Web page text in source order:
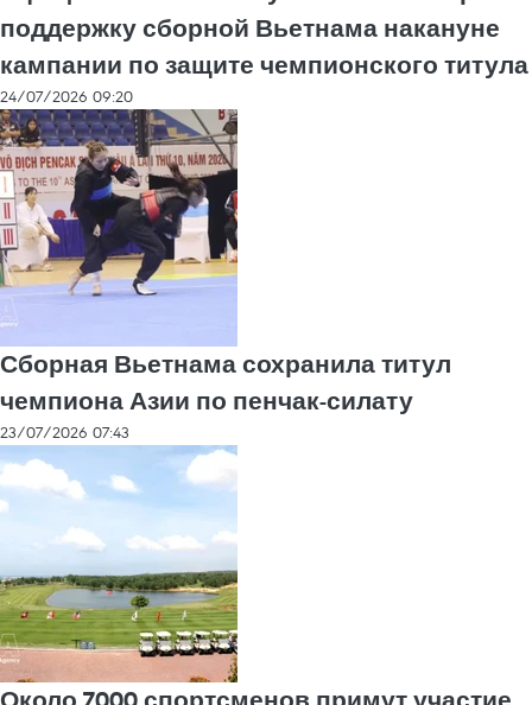
поддержку сборной Вьетнама накануне
кампании по защите чемпионского титула
24/07/2026 09:20
Сборная Вьетнама сохранила титул
чемпиона Азии по пенчак-силату
23/07/2026 07:43